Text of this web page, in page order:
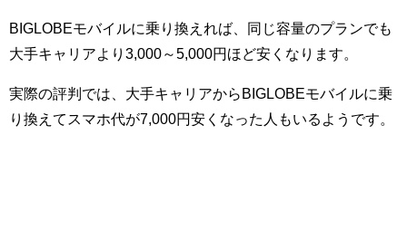
BIGLOBEモバイルに乗り換えれば、同じ容量のプランでも
大手キャリアより3,000～5,000円ほど安くなります。
実際の評判では、大手キャリアからBIGLOBEモバイルに乗
り換えてスマホ代が7,000円安くなった人もいるようです。